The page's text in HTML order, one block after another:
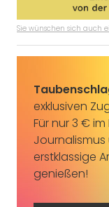
Sie wünschen sich auch
exklusiven
Für nur 3 €
erstklassige
genießen!